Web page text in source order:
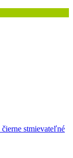
stmievateľné